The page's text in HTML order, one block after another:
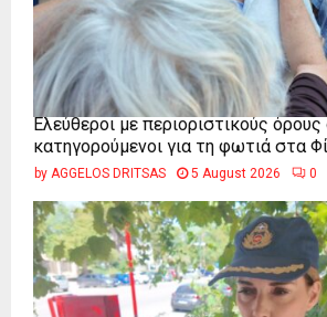
Ελεύθεροι με περιοριστικούς όρους
κατηγορούμενοι για τη φωτιά στα
by AGGELOS DRITSAS 5 August 2026 0